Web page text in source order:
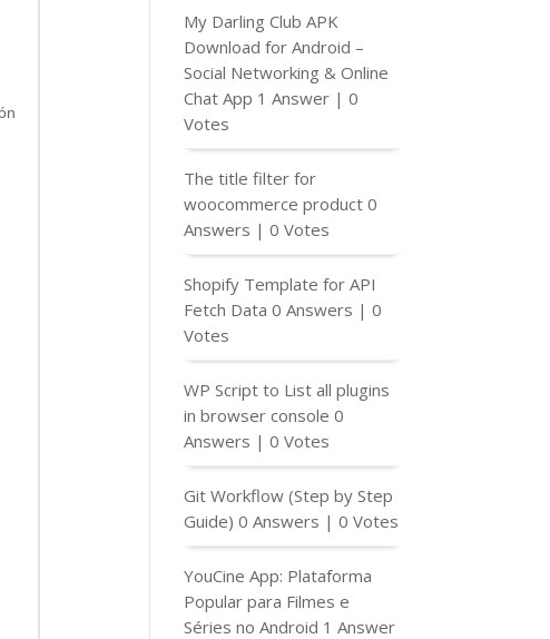
My Darling Club APK
Download for Android –
Social Networking & Online
Chat App 1 Answer |0
Votes
The title filter for
woocommerce product 0
Answers |0 Votes
Shopify Template for API
Fetch Data 0 Answers |0
Votes
WP Script to List all plugins
in browser console 0
Answers |0 Votes
Git Workflow (Step by Step
Guide) 0 Answers |0 Votes
YouCine App: Plataforma
Popular para Filmes e
Séries no Android 1 Answer